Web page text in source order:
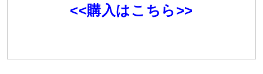
<<購入はこちら>>